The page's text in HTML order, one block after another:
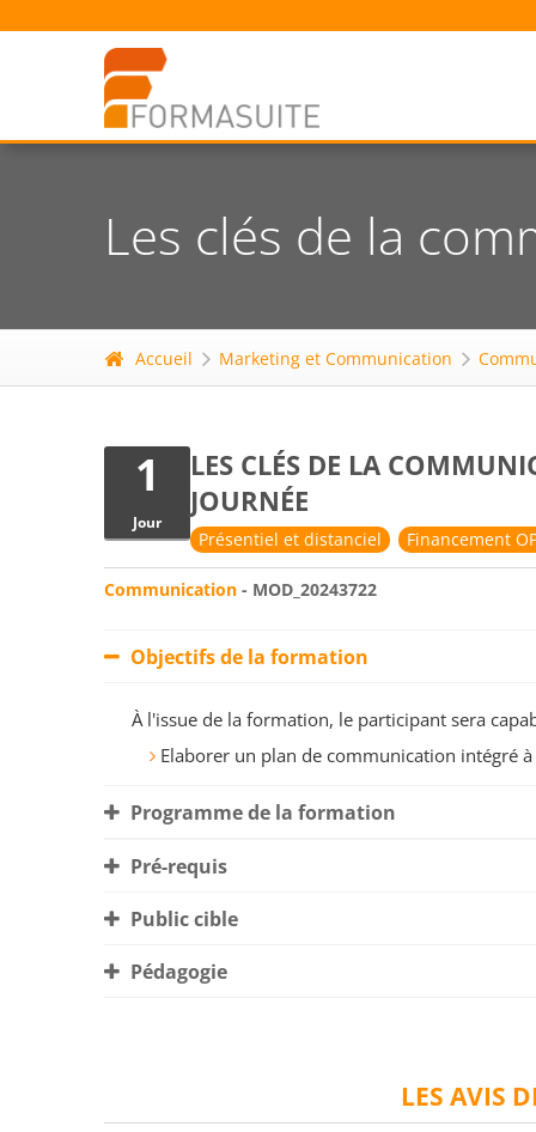
Les clés de la
Accueil Marketing et Communication
1
Jour
LES CLÉS DE LA
JOURNÉE
Présentiel et distanciel Financement
Communication - MOD_20243722
Objectifs de la formation
À l'issue de la formation, le participant sera
Elaborer un plan de communication intégré
Programme de la formation
Pré-requis
Public cible
Pédagogie
LES AVIS